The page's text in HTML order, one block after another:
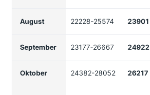
August 22228-25574 23901
September 23177-26667 24922
Oktober 24382-28052 26217